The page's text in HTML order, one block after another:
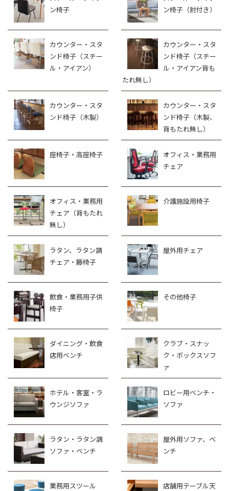
ン椅子
ン椅子（肘付き）
カウンター・スタ
ンド椅子（スチー
ル・アイアン）
カウンター・スタ
ンド椅子（スチー
ル・アイアン背も
たれ無し）
カウンター・スタ
ンド椅子（木製）
カウンター・スタ
ンド椅子（木製、
背もたれ無し）
座椅子・高座椅子
オフィス・業務用
チェア
オフィス・業務用
チェア（背もたれ
無し）
介護施設用椅子
ラタン、ラタン調
チェア・籐椅子
屋外用チェア
飲食・業務用子供
椅子
その他椅子
ダイニング・飲食
店用ベンチ
クラブ・スナッ
ク・ボックスソフ
ァ
ホテル・客室・ラ
ウンジソファ
ロビー用ベンチ・
ソファ
ラタン・ラタン調
ソファ・ベンチ
屋外用ソファ、ベ
ンチ
業務用スツール
店舗用テーブル天